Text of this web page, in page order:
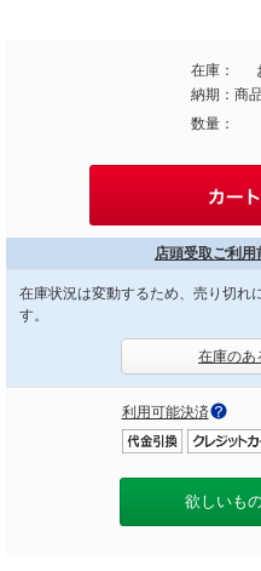
在庫：
納期： 商
数量：
店頭受取ご利
在庫状況は変動するため、売り切れ
す。
在庫のあ
利用可能決済
欲しいも